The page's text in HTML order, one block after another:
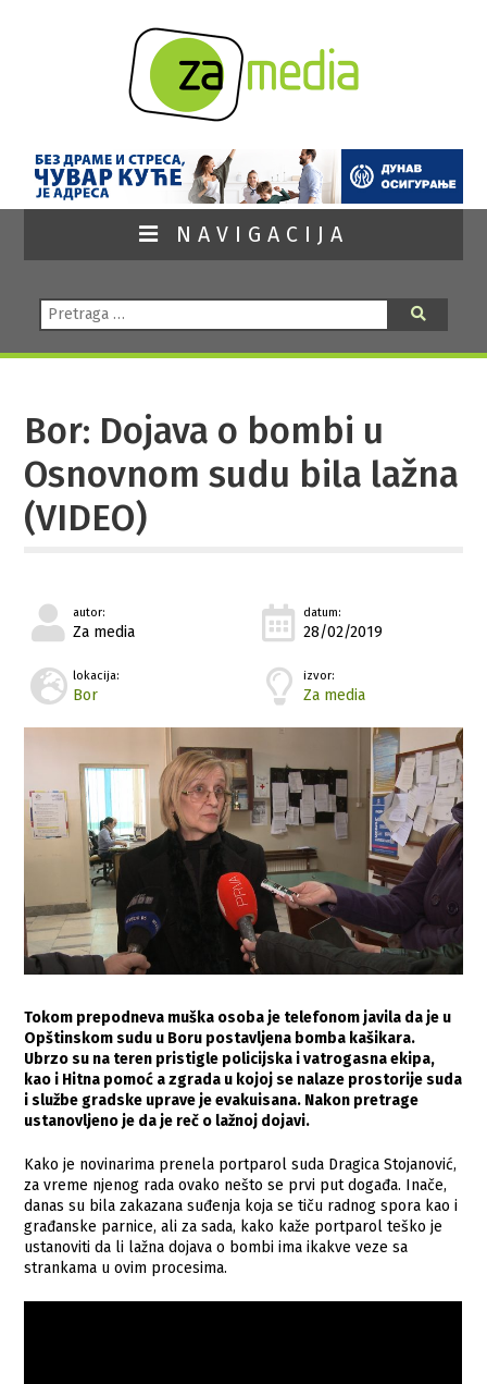
NAVIGACIJA
Pretraga:
Bor: Dojava o bombi u
Osnovnom sudu bila lažna
(VIDEO)
autor:
Za media
datum:
28/02/2019
lokacija:
Bor
izvor:
Za media
Tokom prepodneva muška osoba je telefonom javila da je u
Opštinskom sudu u Boru postavljena bomba kašikara.
Ubrzo su na teren pristigle policijska i vatrogasna ekipa,
kao i Hitna pomoć a zgrada u kojoj se nalaze prostorije suda
i službe gradske uprave je evakuisana. Nakon pretrage
ustanovljeno je da je reč o lažnoj dojavi.
Kako je novinarima prenela portparol suda Dragica Stojanović,
za vreme njenog rada ovako nešto se prvi put događa. Inače,
danas su bila zakazana suđenja koja se tiču radnog spora kao i
građanske parnice, ali za sada, kako kaže portparol teško je
ustanoviti da li lažna dojava o bombi ima ikakve veze sa
strankama u ovim procesima.